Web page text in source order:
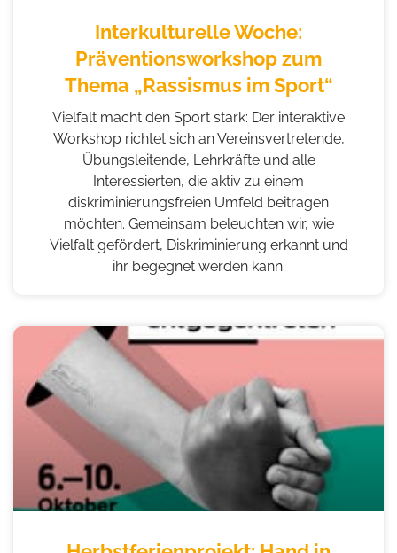
Interkulturelle Woche:
Präventionsworkshop zum
Thema „Rassismus im Sport“
Vielfalt macht den Sport stark: Der interaktive
Workshop richtet sich an Vereinsvertretende,
Übungsleitende, Lehrkräfte und alle
Interessierten, die aktiv zu einem
diskriminierungsfreien Umfeld beitragen
möchten. Gemeinsam beleuchten wir, wie
Vielfalt gefördert, Diskriminierung erkannt und
ihr begegnet werden kann.